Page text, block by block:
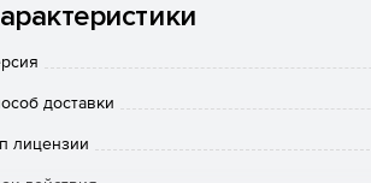
Tickets можно перемещаться в
назначать билеты по часам или по
доставки
лицензии